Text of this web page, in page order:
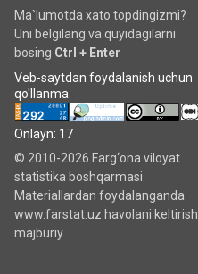
Ma`lumotda xato topdingizmi?
Uni belgilang va quyidagilarni
bosing Ctrl + Enter
Veb-saytdan foydalanish uchun
qo'llanma
Onlayn: 17
© 2010-2026 Farg‘ona viloyat
statistika boshqarmasi
Materiallardan foydalanganda
www.farstat.uz havolani keltirish
majburiy.